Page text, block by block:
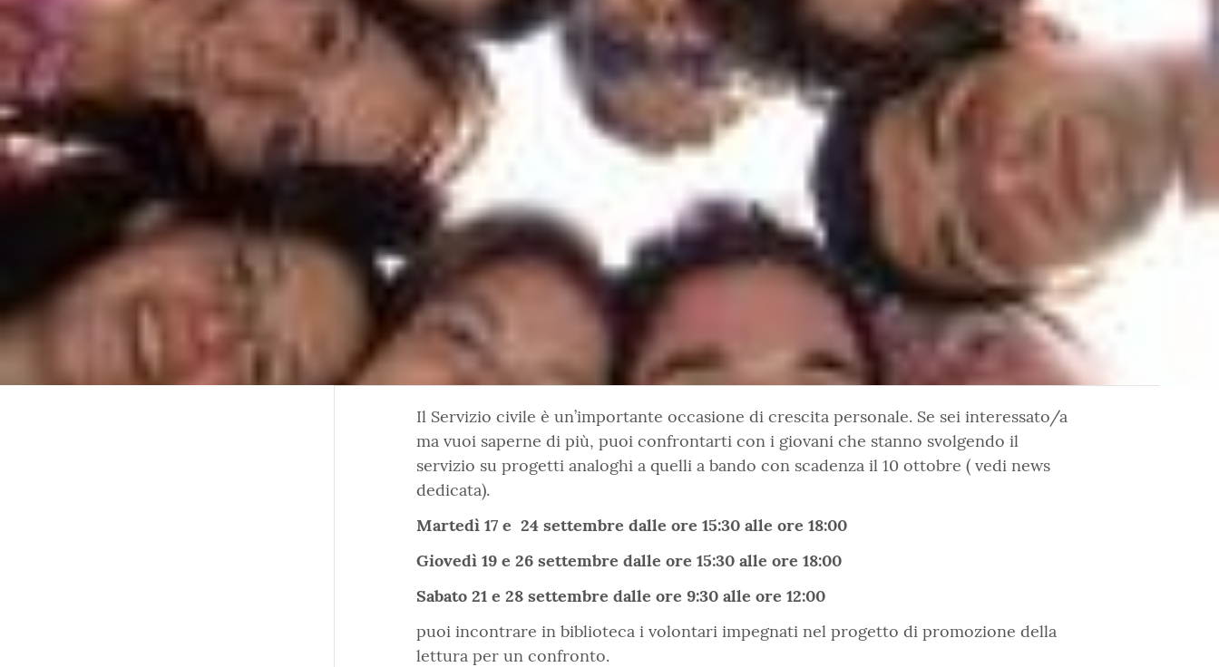
Il Servizio civile è un’importante occasione di crescita personale. Se sei interessato/a
ma vuoi saperne di più, puoi confrontarti con i giovani che stanno svolgendo il
servizio su progetti analoghi a quelli a bando con scadenza il 10 ottobre ( vedi news
dedicata).
Martedì 17 e 24 settembre dalle ore 15:30 alle ore 18:00
Giovedì 19 e 26 settembre dalle ore 15:30 alle ore 18:00
Sabato 21 e 28 settembre dalle ore 9:30 alle ore 12:00
puoi incontrare in biblioteca i volontari impegnati nel progetto di promozione della
lettura per un confronto.